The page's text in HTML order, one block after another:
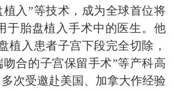
入”等技术，成为全球首位将
于胎盘植入手术中的医生。他
植入患者子宫下段完全切除，
合的子宫保留手术”等产科高
次受邀赴美国、加拿大作经验